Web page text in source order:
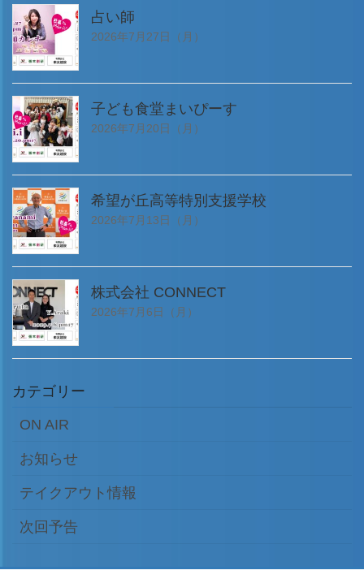
占い師
2026年7月27日（月）
子ども食堂まいぴーす
2026年7月20日（月）
希望が丘高等特別支援学校
2026年7月13日（月）
株式会社 CONNECT
2026年7月6日（月）
カテゴリー
ON AIR
お知らせ
テイクアウト情報
次回予告